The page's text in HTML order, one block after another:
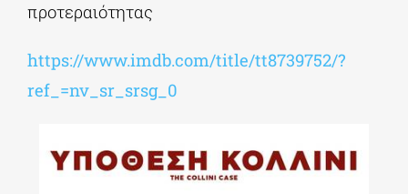
προτεραιότητας
https://www.imdb.com/title/tt8739752/?
ref_=nv_sr_srsg_0